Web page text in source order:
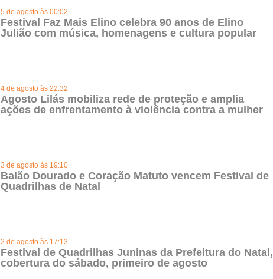
5 de agosto às 00:02
Festival Faz Mais Elino celebra 90 anos de Elino
Julião com música, homenagens e cultura popular
4 de agosto às 22:32
Agosto Lilás mobiliza rede de proteção e amplia
ações de enfrentamento à violência contra a mulher
3 de agosto às 19:10
Balão Dourado e Coração Matuto vencem Festival de
Quadrilhas de Natal
2 de agosto às 17:13
Festival de Quadrilhas Juninas da Prefeitura do Natal,
cobertura do sábado, primeiro de agosto